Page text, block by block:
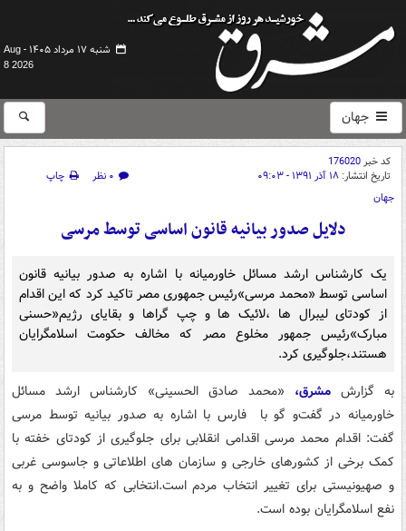
شنبه ۱۷ مرداد ۱۴۰۵ -
Aug
8 2026
جهان
کد خبر176020
تاریخ انتشار: ۱۸ آذر ۱۳۹۱ - ۰۹:۰۳ ۰ نظر
چاپ
جهان
دلایل صدور بیانیه قانون اساسی توسط مرسی
یک کارشناس ارشد مسائل خاورمیانه با اشاره به صدور بیانیه قانون
اساسی توسط «محمد مرسی»رئیس جمهوری مصر تاکید کرد که این اقدام
از کودتای لیبرال ها ،لائیک ها و چپ گراها و بقایای رژیم«حسنی
مبارک»رئیس جمهور مخلوع مصر که مخالف حکومت اسلامگرایان
هستند،جلوگیری کرد.
به گزارش مشرق، «محمد صادق الحسینی» کارشناس ارشد مسائل
خاورمیانه در گفت‌و گو با فارس با اشاره به صدور بیانیه توسط مرسی
گفت: اقدام محمد مرسی اقدامی انقلابی برای جلوگیری از کودتای خفته با
کمک برخی از کشورهای خارجی و سازمان های اطلاعاتی و جاسوسی غربی
و صهیونیستی برای تغییر انتخاب مردم است.انتخابی که کاملا واضح و به
نفع اسلامگرایان بوده است.